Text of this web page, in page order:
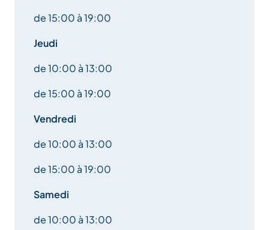
de 15:00 à 19:00
Jeudi
de 10:00 à 13:00
de 15:00 à 19:00
Vendredi
de 10:00 à 13:00
de 15:00 à 19:00
Samedi
de 10:00 à 13:00